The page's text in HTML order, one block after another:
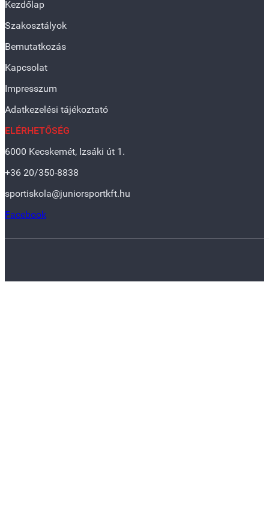
Kezdőlap
Szakosztályok
Bemutatkozás
Kapcsolat
Impresszum
Adatkezelési tájékoztató
ELÉRHETŐSÉG
6000 Kecskemét, Izsáki út 1.
+36 20/350-8838
sportiskola@juniorsportkft.hu
Facebook